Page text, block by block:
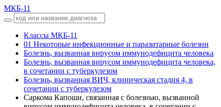
МКБ-11
Классы МКБ-11
01 Некоторые инфекционные и паразитарные болезни
Болезнь, вызванная вирусом иммунодефицита человека
Болезнь, вызванная вирусом иммунодефицита человека,
в сочетании с туберкулезом
Болезнь, вызванная ВИЧ, клиническая стадия 4, в
сочетании с туберкулезом
Саркома Капоши, связанная с болезнью, вызванной